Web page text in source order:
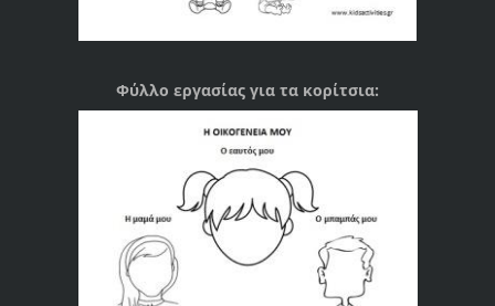
Φύλλο εργασίας για τα κορίτσια: